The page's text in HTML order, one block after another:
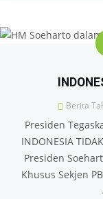
Berita
Presiden
INDONESIA
Presiden
Khusus Sekjen